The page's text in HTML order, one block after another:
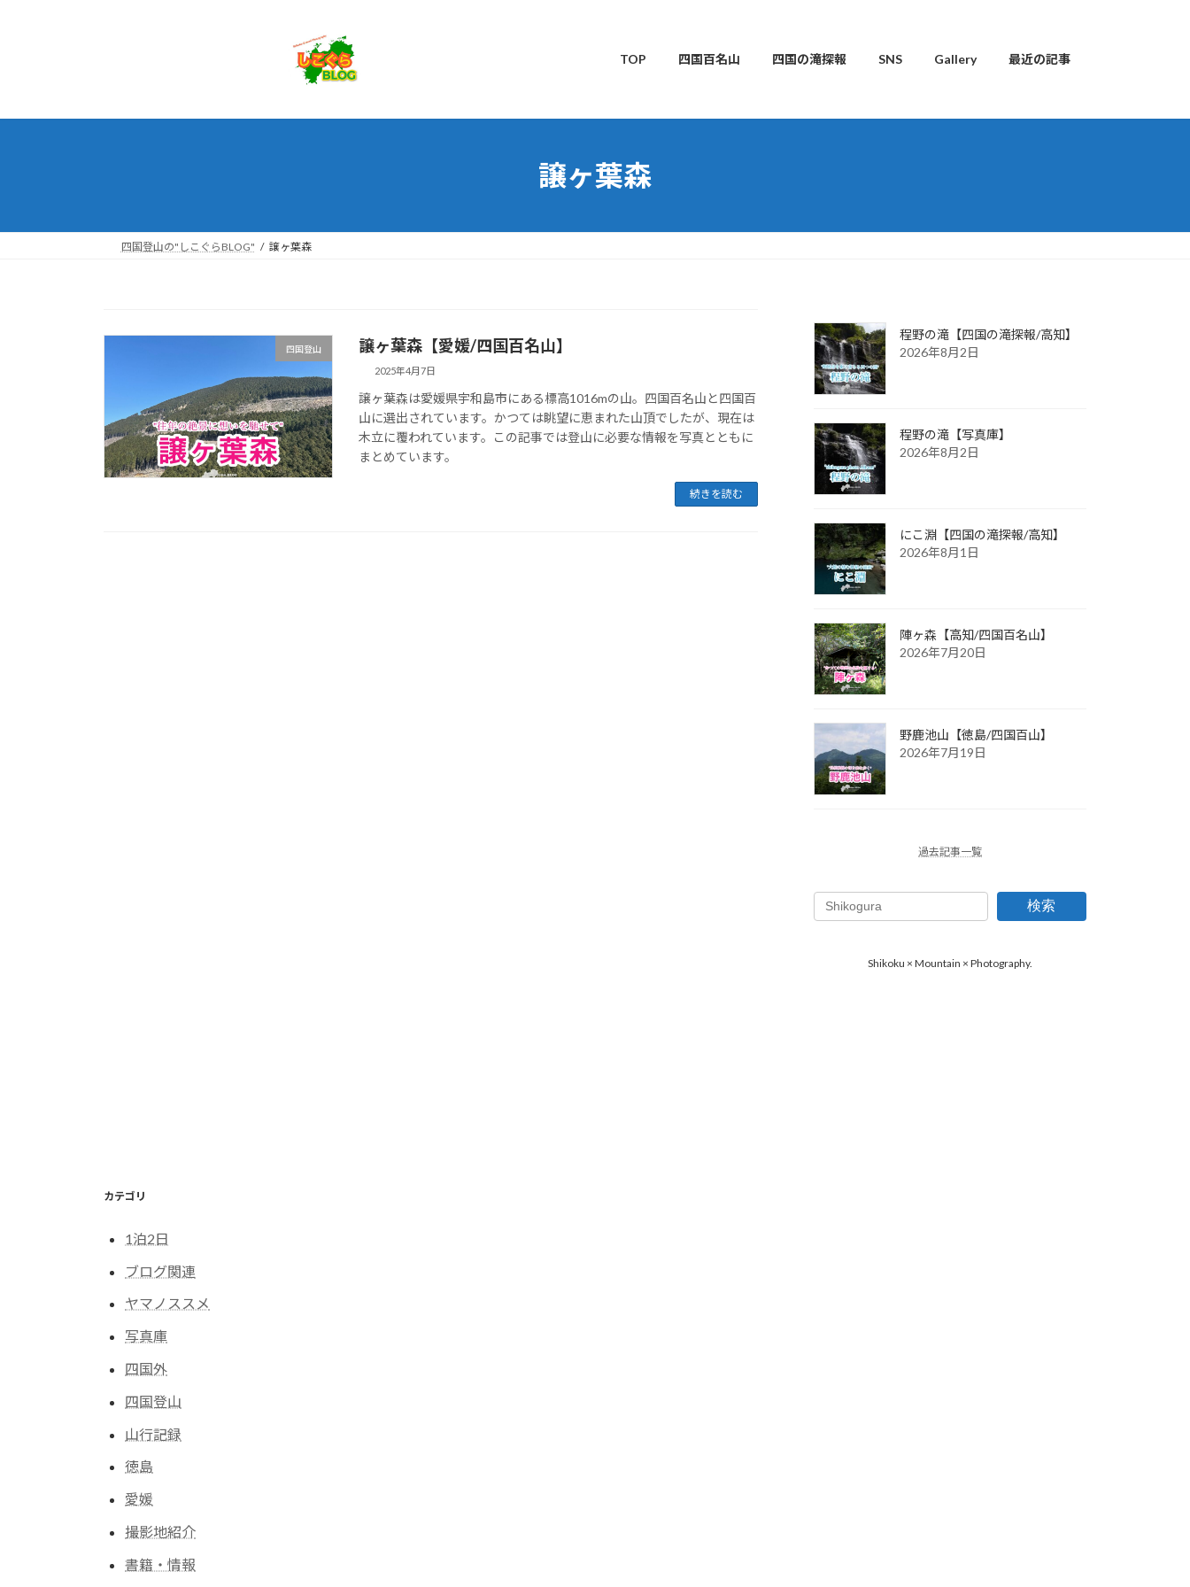
へ
ョ
TOP 四国百名山 四国の滝探報 SNS Gallery 最近の記事
譲ヶ葉森
四国登山の"しこぐらBLOG" 譲ヶ葉森
四国登山 譲ヶ葉森【愛媛/四国百名山】
2025年4月7日
譲ヶ葉森は愛媛県宇和島市にある標高1016mの山。四国百名山と四国百
山に選出されています。かつては眺望に恵まれた山頂でしたが、現在は
木立に覆われています。この記事では登山に必要な情報を写真とともに
まとめています。
続きを読む
程野の滝【四国の滝探報/高知】
2026年8月2日
程野の滝【写真庫】
2026年8月2日
にこ淵【四国の滝探報/高知】
2026年8月1日
陣ヶ森【高知/四国百名山】
2026年7月20日
野鹿池山【徳島/四国百山】
2026年7月19日
過去記事一覧
検索
Shikoku × Mountain × Photography.
カテゴリ
1泊2日
ブログ関連
ヤマノススメ
写真庫
四国外
四国登山
山行記録
徳島
愛媛
撮影地紹介
書籍・情報